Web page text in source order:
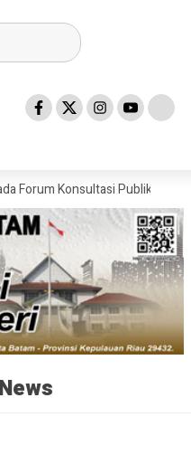
Publik Diskominfo Kepri